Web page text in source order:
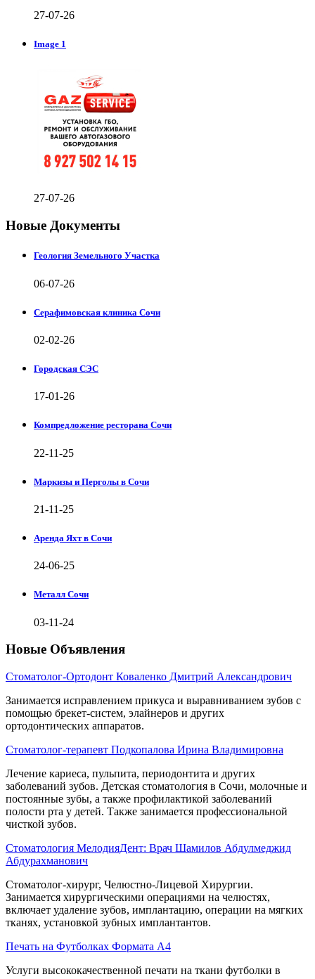
27-07-26
Image 1
27-07-26
Новые Документы
Геология Земельного Участка
06-07-26
Серафимовская клиника Сочи
02-02-26
Городская СЭС
17-01-26
Компредложение ресторана Сочи
22-11-25
Маркизы и Перголы в Сочи
21-11-25
Аренда Яхт в Сочи
24-06-25
Металл Сочи
03-11-24
Новые Объявления
Стоматолог-Ортодонт Коваленко Дмитрий Александрович
Занимается исправлением прикуса и выравниванием зубов с
помощью брекет-систем, элайнеров и других
ортодонтических аппаратов.
Стоматолог-терапевт Подкопалова Ирина Владимировна
Лечение кариеса, пульпита, периодонтита и других
заболеваний зубов. Детская стоматология в Сочи, молочные и
постоянные зубы, а также профилактикой заболеваний
полости рта у детей. Также занимается профессиональной
чисткой зубов.
Стоматология МелодияДент: Врач Шамилов Абдулмеджид
Абдурахманович
Стоматолог-хирург, Челюстно-Лицевой Хирургии.
Занимается хирургическими операциями на челюстях,
включает удаление зубов, имплантацию, операции на мягких
тканях, установкой зубных имплантантов.
Печать на Футболках Формата А4
Услуги высококачественной печати на ткани футболки в